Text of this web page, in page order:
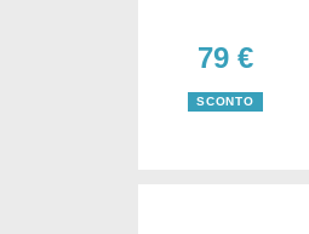
79 €
SCONTO